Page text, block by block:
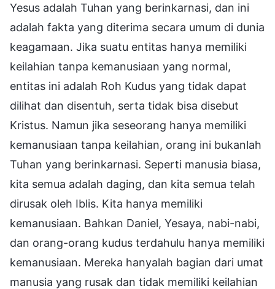
Yesus adalah Tuhan yang berinkarnasi, dan ini
adalah fakta yang diterima secara umum di dunia
keagamaan. Jika suatu entitas hanya memiliki
keilahian tanpa kemanusiaan yang normal,
entitas ini adalah Roh Kudus yang tidak dapat
dilihat dan disentuh, serta tidak bisa disebut
Kristus. Namun jika seseorang hanya memiliki
kemanusiaan tanpa keilahian, orang ini bukanlah
Tuhan yang berinkarnasi. Seperti manusia biasa,
kita semua adalah daging, dan kita semua telah
dirusak oleh Iblis. Kita hanya memiliki
kemanusiaan. Bahkan Daniel, Yesaya, nabi-nabi,
dan orang-orang kudus terdahulu hanya memiliki
kemanusiaan. Mereka hanyalah bagian dari umat
manusia yang rusak dan tidak memiliki keilahian